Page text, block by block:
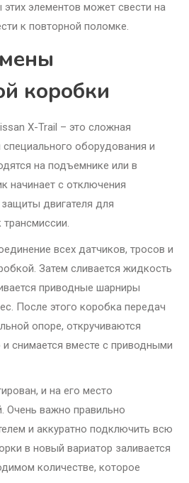
элементов может свести на
к повторной поломке.
коробки
X-Trail – это сложная
оборудования и
на подъемнике или в
начинает с отключения
двигателя для
всех датчиков, тросов и
Затем сливается жидкость
приводные шарниры
После этого коробка передач
опоре, откручиваются
снимается вместе с приводными
и на его место
Очень важно правильно
и аккуратно подключить всю
в новый вариатор заливается
количестве, которое